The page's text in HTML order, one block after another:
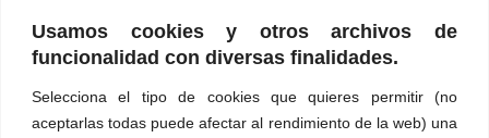
Usamos cookies y otros archivos de
funcionalidad con diversas finalidades.
Selecciona el tipo de cookies que quieres permitir (no
aceptarlas todas puede afectar al rendimiento de la web) una
C/UTEBO, 1. 28025 MADRID · TELS: +34 91 4220 781 / +34 91
5639 493. Copyright 2025. Todos los derechos reservados.
PalacioVistalegre no se responsabiliza del contenido, ni de la